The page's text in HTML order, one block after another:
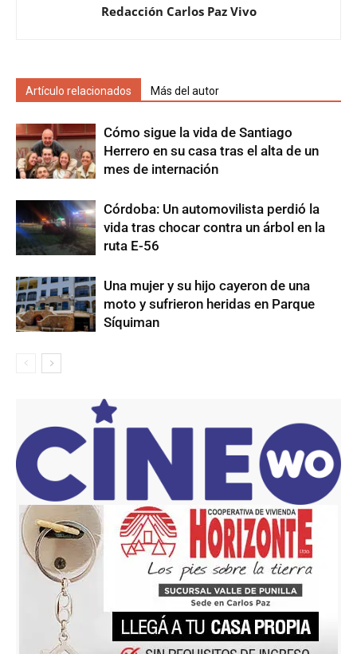
Redacción Carlos Paz Vivo
Artículo relacionados Más del autor
Cómo sigue la vida de Santiago
Herrero en su casa tras el alta de un
mes de internación
Córdoba: Un automovilista perdió la
vida tras chocar contra un árbol en la
ruta E-56
Una mujer y su hijo cayeron de una
moto y sufrieron heridas en Parque
Síquiman